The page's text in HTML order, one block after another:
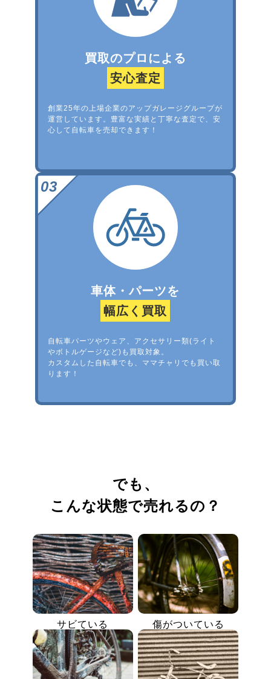
買取のプロによる
安心査定
創業25年の上場企業のアップガレージグループが
運営しています。豊富な実績と丁寧な査定で、安
心して自転車を売却できます！
車体・パーツを
幅広く買取
自転車パーツやウェア、アクセサリー類(ライト
やボトルゲージなど)も買取対象。
カスタムした自転車でも、ママチャリでも買い取
ります！
でも、
こんな状態で売れるの？
サビている 傷がついている